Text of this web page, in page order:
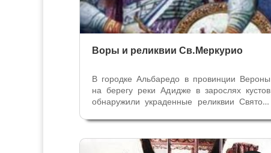
Воры и реликвии Св.Меркурио
В городке Альбаредо в провинции Вероны
на берегу реки Адидже в зарослях кустов
обнаружили украденные реликвии Святого
по охране Вероны рано утром обходил по
периметру огороженную строительную
площадку, где велись работы по...